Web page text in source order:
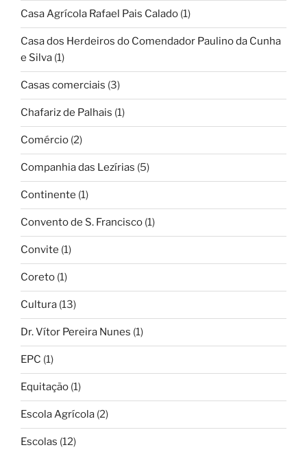
Casa Agrícola Rafael Pais Calado (1)
Casa dos Herdeiros do Comendador Paulino da Cunha
e Silva (1)
Casas comerciais (3)
Chafariz de Palhais (1)
Comércio (2)
Companhia das Lezírias (5)
Continente (1)
Convento de S. Francisco (1)
Convite (1)
Coreto (1)
Cultura (13)
Dr. Vítor Pereira Nunes (1)
EPC (1)
Equitação (1)
Escola Agrícola (2)
Escolas (12)